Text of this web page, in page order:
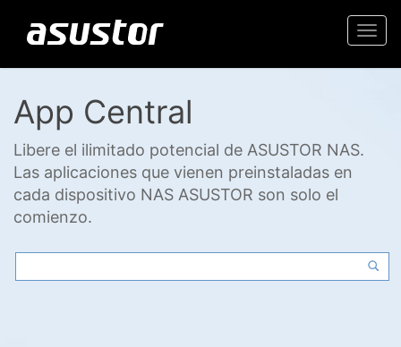
App Central
Libere el ilimitado potencial de ASUSTOR NAS.
Las aplicaciones que vienen preinstaladas en
cada dispositivo NAS ASUSTOR son solo el
comienzo.